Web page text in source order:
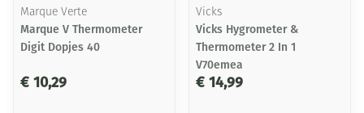
Marque Verte
Marque V Thermometer
Digit Dopjes 40
€ 10,29
Vicks
Vicks Hygrometer &
Thermometer 2 In 1
V70emea
€ 14,99